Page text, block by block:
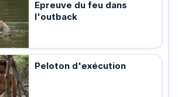
Epreuve du feu dans
l'outback
Peloton d'exécution